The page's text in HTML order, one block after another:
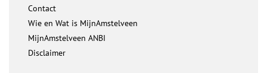
Contact
Wie en Wat is MijnAmstelveen
MijnAmstelveen ANBI
Disclaimer